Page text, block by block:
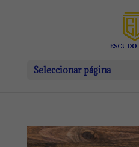
Seleccionar página